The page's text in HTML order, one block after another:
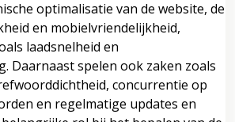
optimalisatie van de website, de
en mobielvriendelijkheid,
laadsnelheid en
Daarnaast spelen ook zaken zoals
concurrentie op
en regelmatige updates en